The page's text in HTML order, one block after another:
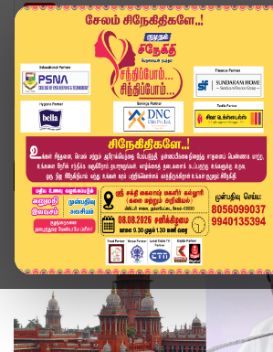
Home Topics